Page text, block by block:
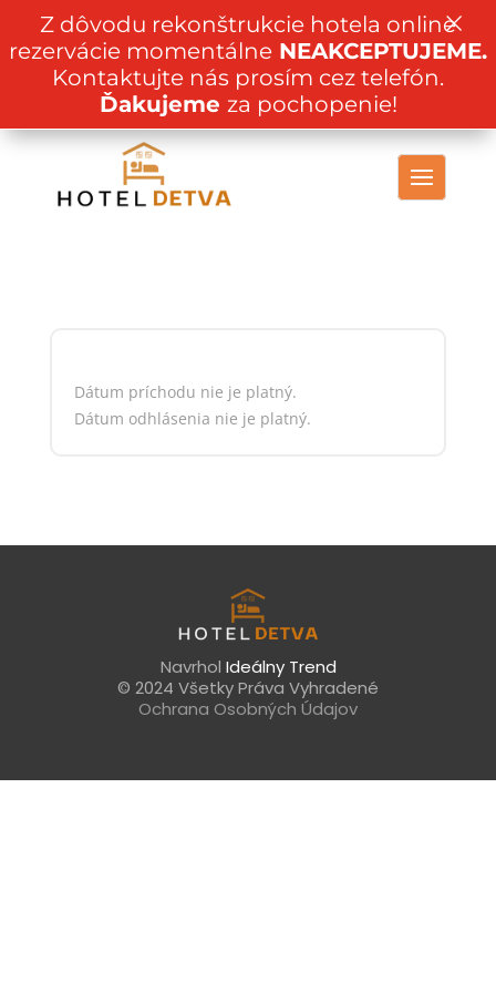
Dátum príchodu nie je platný.
Dátum odhlásenia nie je platný.
Navrhol Ideálny Trend
© 2024 Všetky Práva Vyhradené
Ochrana Osobných Údajov
Z dôvodu rekonštrukcie hotela online
rezervácie momentálne NEAKCEPTUJEME.
Kontaktujte nás prosím cez telefón.
Ďakujeme za pochopenie!
×